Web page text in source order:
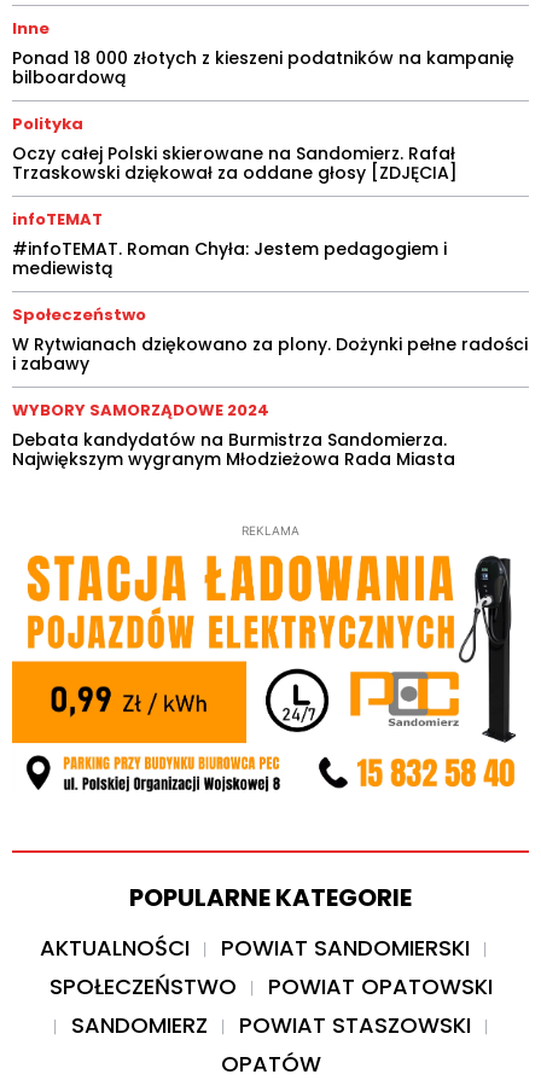
Inne
Ponad 18 000 złotych z kieszeni podatników na kampanię
bilboardową
Polityka
Oczy całej Polski skierowane na Sandomierz. Rafał
Trzaskowski dziękował za oddane głosy [ZDJĘCIA]
infoTEMAT
#infoTEMAT. Roman Chyła: Jestem pedagogiem i
mediewistą
Społeczeństwo
W Rytwianach dziękowano za plony. Dożynki pełne radości
i zabawy
WYBORY SAMORZĄDOWE 2024
Debata kandydatów na Burmistrza Sandomierza.
Największym wygranym Młodzieżowa Rada Miasta
REKLAMA
POPULARNE KATEGORIE
AKTUALNOŚCI
POWIAT SANDOMIERSKI
SPOŁECZEŃSTWO
POWIAT OPATOWSKI
SANDOMIERZ
POWIAT STASZOWSKI
OPATÓW